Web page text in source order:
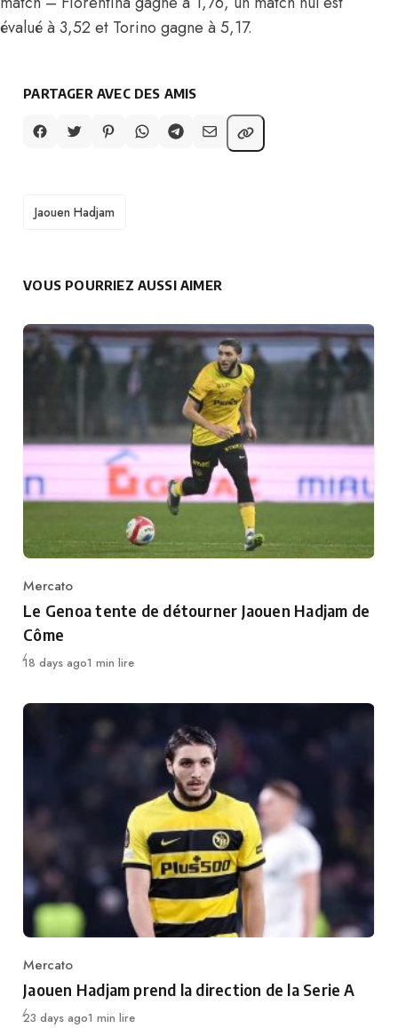
évalué à 3,52 et Torino gagne à 5,17.
PARTAGER AVEC DES AMIS
TAGS
Jaouen Hadjam
VOUS POURRIEZ AUSSI AIMER
Category
Mercato
Le Genoa tente de détourner Jaouen Hadjam de
Côme
Publié
18 days ago1 min lire
Category
Mercato
Jaouen Hadjam prend la direction de la Serie A
Publié
23 days ago1 min lire